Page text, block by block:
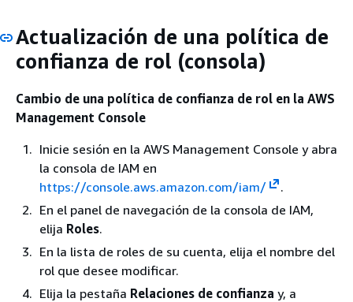
Actualización de una política de
confianza de rol (consola)
Cambio de una política de confianza de rol en la AWS
Management Console
Inicie sesión en la AWS Management Console y abra
la consola de IAM en
https://console.aws.amazon.com/iam/
.
En el panel de navegación de la consola de IAM,
elija Roles.
En la lista de roles de su cuenta, elija el nombre del
rol que desee modificar.
Elija la pestaña Relaciones de confianza y, a